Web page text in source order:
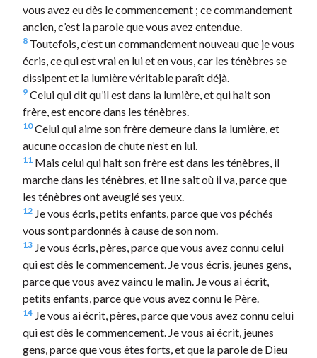
vous avez eu dès le commencement ; ce commandement
ancien, c’est la parole que vous avez entendue.
8 Toutefois, c’est un commandement nouveau que je vous
écris, ce qui est vrai en lui et en vous, car les ténèbres se
dissipent et la lumière véritable paraît déjà.
9 Celui qui dit qu’il est dans la lumière, et qui hait son
frère, est encore dans les ténèbres.
10Celui qui aime son frère demeure dans la lumière, et
aucune occasion de chute n’est en lui.
11 Mais celui qui hait son frère est dans les ténèbres, il
marche dans les ténèbres, et il ne sait où il va, parce que
les ténèbres ont aveuglé ses yeux.
12 Je vous écris, petits enfants, parce que vos péchés
vous sont pardonnés à cause de son nom.
13 Je vous écris, pères, parce que vous avez connu celui
qui est dès le commencement. Je vous écris, jeunes gens,
parce que vous avez vaincu le malin. Je vous ai écrit,
petits enfants, parce que vous avez connu le Père.
14 Je vous ai écrit, pères, parce que vous avez connu celui
qui est dès le commencement. Je vous ai écrit, jeunes
gens, parce que vous êtes forts, et que la parole de Dieu